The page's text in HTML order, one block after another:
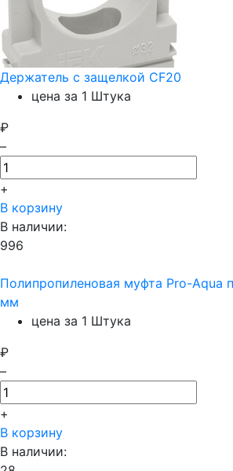
Держатель с защелкой CF20
цена за 1 Штука
₽
–
+
В корзину
В наличии:
996
Полипропиленовая муфта Pro-Aqua
мм
цена за 1 Штука
₽
–
+
В корзину
В наличии: